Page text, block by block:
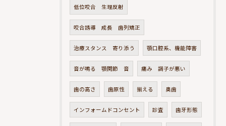
低位咬合 生理反射
咬合誘導 成長 歯列矯正
治療スタンス 寄り添う 顎口腔系、機能障害
音が鳴る 顎関節 音 痛み 調子が悪い
歯の高さ 歯原性 揃える 奥歯
インフォームドコンセント 診査 歯牙形態